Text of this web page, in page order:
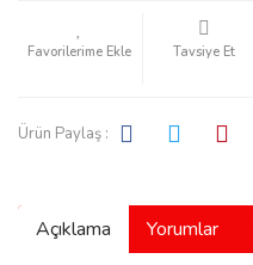
Tavsiye Et
Ürün Paylaş :
Açıklama Yorumlar